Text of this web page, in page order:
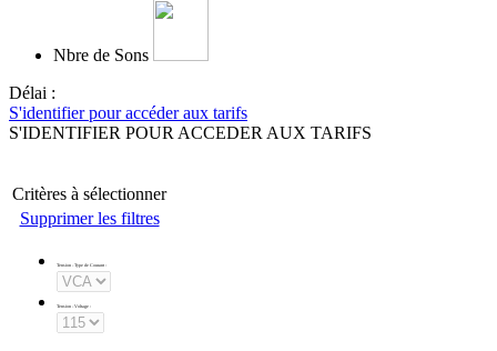
Nbre de Sons
Délai :
S'identifier pour accéder aux tarifs
S'IDENTIFIER POUR ACCEDER AUX TARIFS
Critères à sélectionner
Supprimer les filtres
Tension - Type de Courant :
Tension - Voltage :